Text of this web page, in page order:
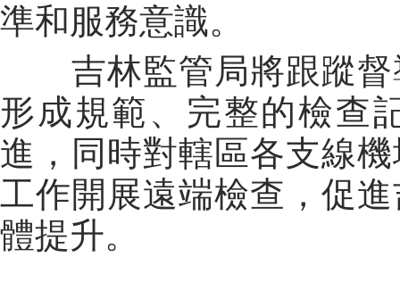
準和服務意識。
吉林監管局將跟蹤督
形成規範、完整的檢查
進，同時對轄區各支線
工作開展遠端檢查，促
體提升。